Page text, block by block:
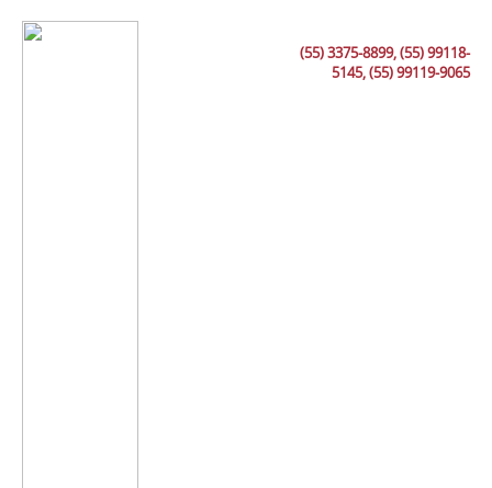
(55) 3375-8899, (55) 99118-
5145, (55) 99119-9065